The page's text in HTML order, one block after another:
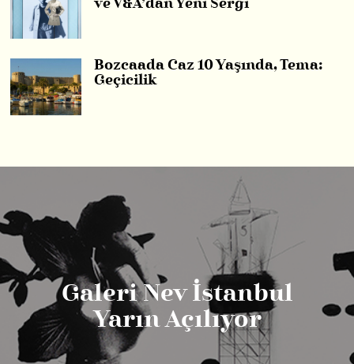
ve V&A’dan Yeni Sergi
Bozcaada Caz 10 Yaşında, Tema:
Geçicilik
Galeri Nev İstanbul
Yarın Açılıyor